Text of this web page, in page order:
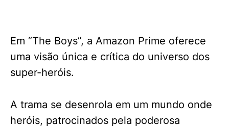
Em “The Boys”, a Amazon Prime oferece
uma visão única e crítica do universo dos
super-heróis.
A trama se desenrola em um mundo onde
heróis, patrocinados pela poderosa